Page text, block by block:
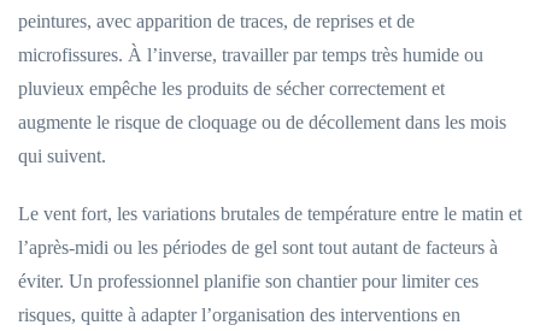
peintures, avec apparition de traces, de reprises et de
microfissures. À l’inverse, travailler par temps très humide ou
pluvieux empêche les produits de sécher correctement et
augmente le risque de cloquage ou de décollement dans les mois
qui suivent.
Le vent fort, les variations brutales de température entre le matin et
l’après-midi ou les périodes de gel sont tout autant de facteurs à
éviter. Un professionnel planifie son chantier pour limiter ces
risques, quitte à adapter l’organisation des interventions en